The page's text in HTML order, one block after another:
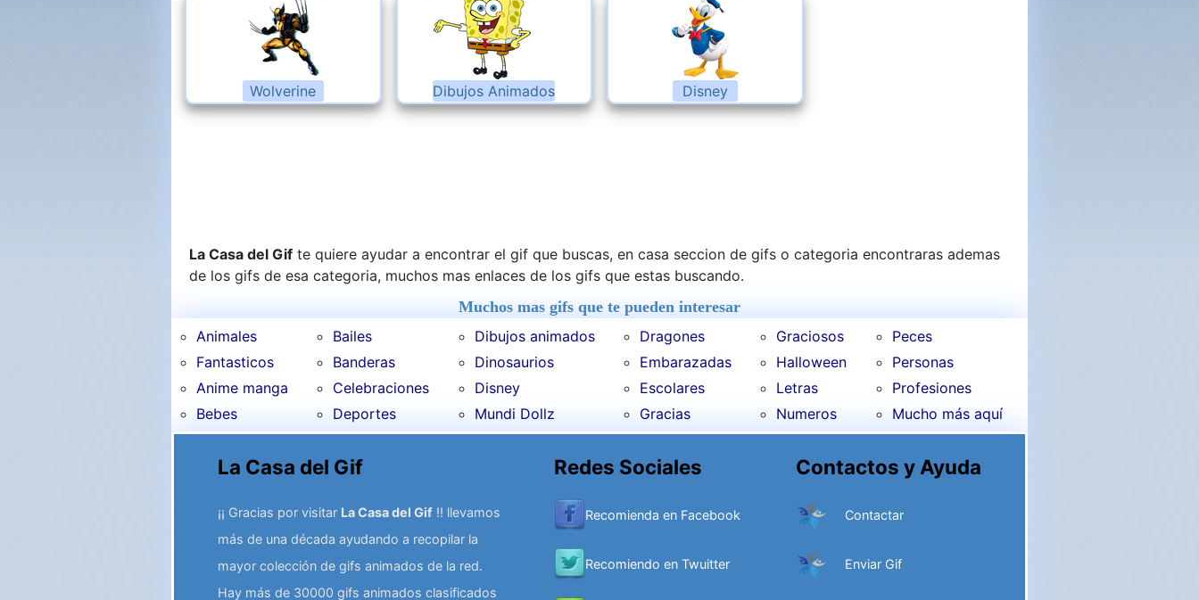
Wolverine Dibujos Animados Disney
La Casa del Gif te quiere ayudar a encontrar el gif que buscas, en casa seccion de gifs o categoria encontraras ademas
de los gifs de esa categoria, muchos mas enlaces de los gifs que estas buscando.
Muchos mas gifs que te pueden interesar
Animales
Fantasticos
Anime manga
Bebes
Bailes
Banderas
Celebraciones
Deportes
Dibujos animados
Dinosaurios
Disney
Mundi Dollz
Dragones
Embarazadas
Escolares
Gracias
Graciosos
Halloween
Letras
Numeros
Peces
Personas
Profesiones
Mucho más aquí
La Casa del Gif
¡¡ Gracias por visitar La Casa del Gif!! llevamos
más de una década ayudando a recopilar la
mayor colección de gifs animados de la red.
Hay más de 30000 gifs animados clasificados
Redes Sociales
Recomienda en Facebook
Recomiendo en Twuitter
Contactos y Ayuda
Contactar
Enviar Gif